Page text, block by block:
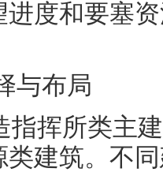
度和要塞
与布局
指挥所类主
建筑。不